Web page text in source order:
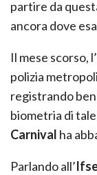
partire da
ancora dove
Il mese scorso,
polizia
registrando
biometria di
Carnival ha
Parlando all’